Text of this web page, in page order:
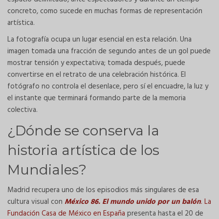
concreto, como sucede en muchas formas de representación
artística.
La fotografía ocupa un lugar esencial en esta relación. Una
imagen tomada una fracción de segundo antes de un gol puede
mostrar tensión y expectativa; tomada después, puede
convertirse en el retrato de una celebración histórica. El
fotógrafo no controla el desenlace, pero sí el encuadre, la luz y
el instante que terminará formando parte de la memoria
colectiva.
¿Dónde se conserva la
historia artística de los
Mundiales?
Madrid recupera uno de los episodios más singulares de esa
cultura visual con México 86. El mundo unido por un balón. La
Fundación Casa de México en España presenta hasta el 20 de